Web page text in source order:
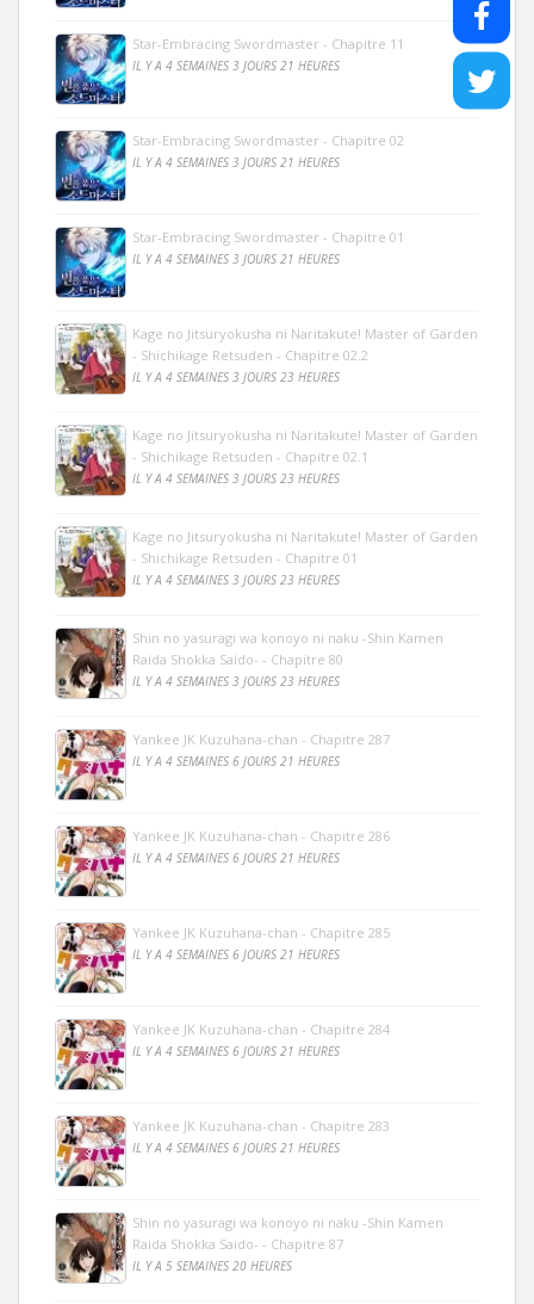
Star-Embracing Swordmaster - Chapitre 11
IL Y A 4 SEMAINES 3 JOURS 21 HEURES
Star-Embracing Swordmaster - Chapitre 02
IL Y A 4 SEMAINES 3 JOURS 21 HEURES
Star-Embracing Swordmaster - Chapitre 01
IL Y A 4 SEMAINES 3 JOURS 21 HEURES
Kage no Jitsuryokusha ni Naritakute! Master of Garden
- Shichikage Retsuden - Chapitre 02.2
IL Y A 4 SEMAINES 3 JOURS 23 HEURES
Kage no Jitsuryokusha ni Naritakute! Master of Garden
- Shichikage Retsuden - Chapitre 02.1
IL Y A 4 SEMAINES 3 JOURS 23 HEURES
Kage no Jitsuryokusha ni Naritakute! Master of Garden
- Shichikage Retsuden - Chapitre 01
IL Y A 4 SEMAINES 3 JOURS 23 HEURES
Shin no yasuragi wa konoyo ni naku -Shin Kamen
Raida Shokka Saido- - Chapitre 80
IL Y A 4 SEMAINES 3 JOURS 23 HEURES
Yankee JK Kuzuhana-chan - Chapitre 287
IL Y A 4 SEMAINES 6 JOURS 21 HEURES
Yankee JK Kuzuhana-chan - Chapitre 286
IL Y A 4 SEMAINES 6 JOURS 21 HEURES
Yankee JK Kuzuhana-chan - Chapitre 285
IL Y A 4 SEMAINES 6 JOURS 21 HEURES
Yankee JK Kuzuhana-chan - Chapitre 284
IL Y A 4 SEMAINES 6 JOURS 21 HEURES
Yankee JK Kuzuhana-chan - Chapitre 283
IL Y A 4 SEMAINES 6 JOURS 21 HEURES
Shin no yasuragi wa konoyo ni naku -Shin Kamen
Raida Shokka Saido- - Chapitre 87
IL Y A 5 SEMAINES 20 HEURES